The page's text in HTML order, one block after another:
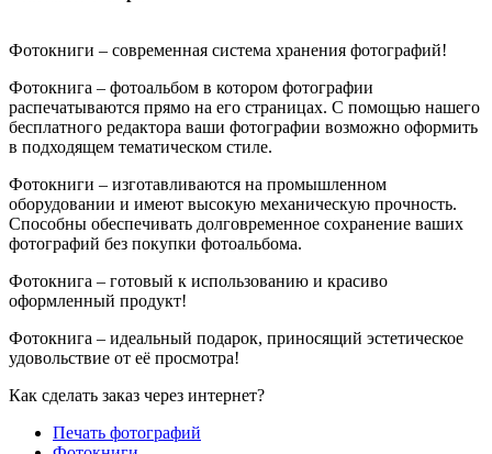
Фотокниги – современная система хранения фотографий!
Фотокнига – фотоальбом в котором фотографии
распечатываются прямо на его страницах. С помощью нашего
бесплатного редактора ваши фотографии возможно оформить
в подходящем тематическом стиле.
Фотокниги – изготавливаются на промышленном
оборудовании и имеют высокую механическую прочность.
Способны обеспечивать долговременное сохранение ваших
фотографий без покупки фотоальбома.
Фотокнига – готовый к использованию и красиво
оформленный продукт!
Фотокнига – идеальный подарок, приносящий эстетическое
удовольствие от её просмотра!
Как сделать заказ через интернет?
Печать фотографий